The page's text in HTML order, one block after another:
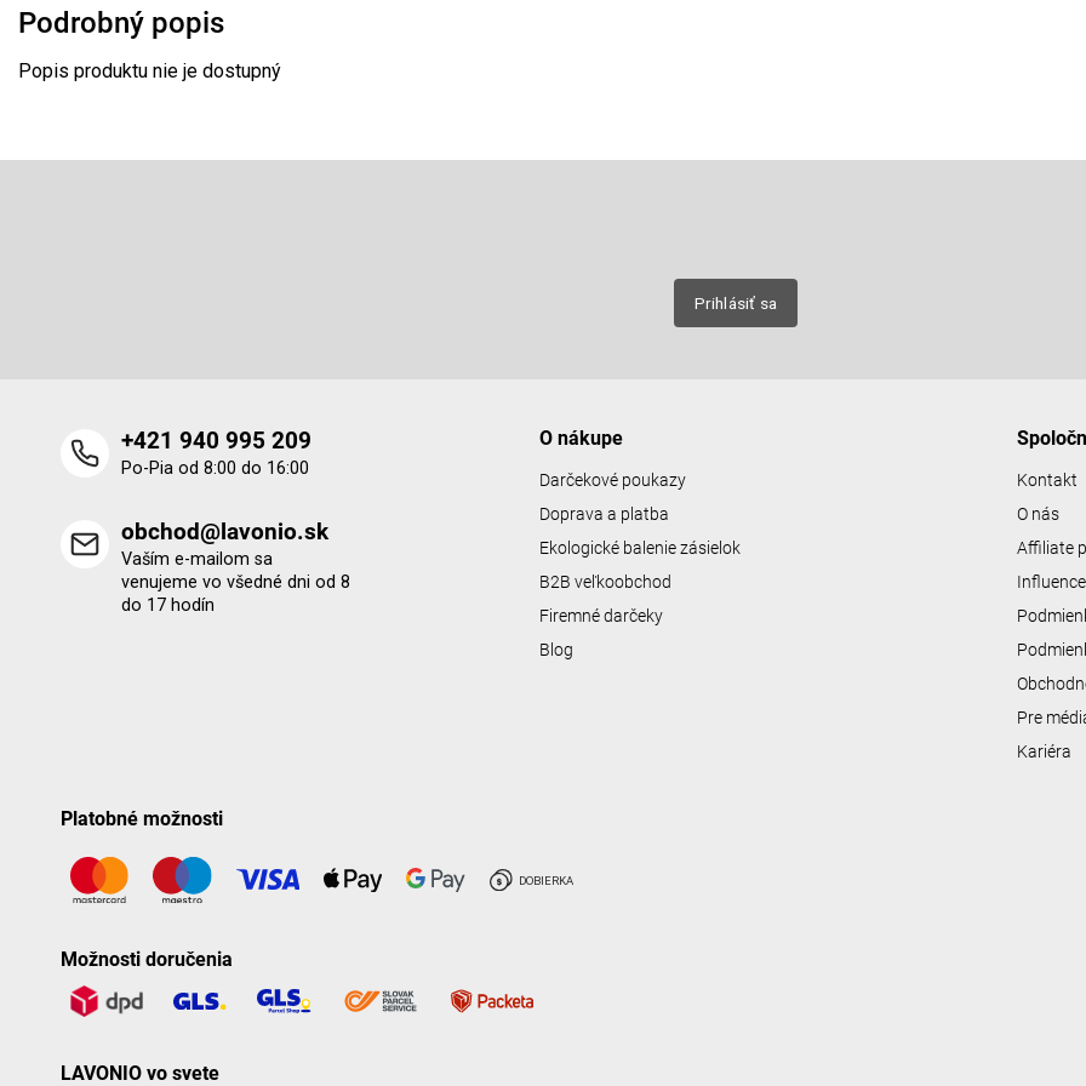
Podrobný popis
Popis produktu nie je dostupný
Prihlásiť sa
+421 940 995 209
Po-Pia od 8:00 do 16:00
obchod@lavonio.sk
Vaším e-mailom sa
venujeme vo všedné dni od 8
do 17 hodín
O nákupe
Darčekové poukazy
Doprava a platba
Ekologické balenie zásielok
B2B veľkoobchod
Firemné darčeky
Blog
Kontakt
O nás
Affiliate
Pre
Kariéra
Platobné možnosti
Možnosti doručenia
LAVONIO vo svete